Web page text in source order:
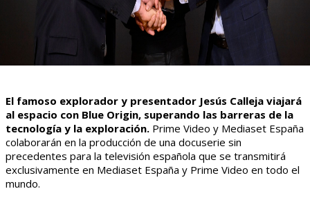
El famoso explorador y presentador Jesús Calleja viajará
al espacio con Blue Origin, superando las barreras de la
tecnología y la exploración. Prime Video y Mediaset España
colaborarán en la producción de una docuserie sin
precedentes para la televisión española que se transmitirá
exclusivamente en Mediaset España y Prime Video en todo el
mundo.